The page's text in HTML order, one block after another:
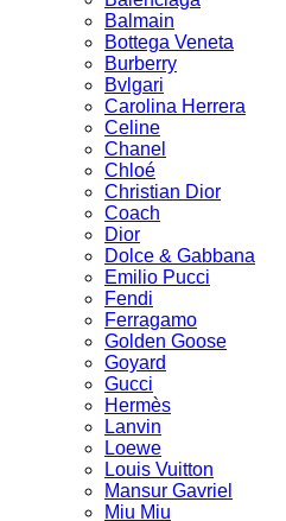
Balmain
Bottega Veneta
Burberry
Bvlgari
Carolina Herrera
Celine
Chanel
Chloé
Christian Dior
Coach
Dior
Dolce & Gabbana
Emilio Pucci
Fendi
Ferragamo
Golden Goose
Goyard
Gucci
Hermès
Lanvin
Loewe
Louis Vuitton
Mansur Gavriel
Miu Miu